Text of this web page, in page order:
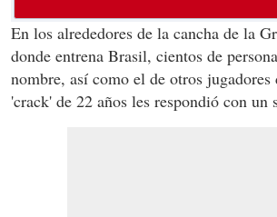
En los alrededores de la cancha de la
donde entrena Brasil, cientos de
nombre, así como el de otros
'crack' de 22 años les respondió con un